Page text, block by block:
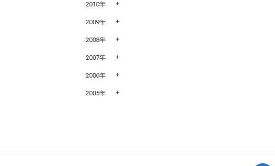
2010年
2009年
2008年
2007年
2006年
2005年